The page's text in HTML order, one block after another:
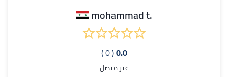
.mohammad t
0.0
( 0 )
غير متصل